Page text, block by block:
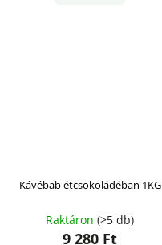
Kávébab étcsokoládéban 1KG
Raktáron (>5 db)
9 280 Ft